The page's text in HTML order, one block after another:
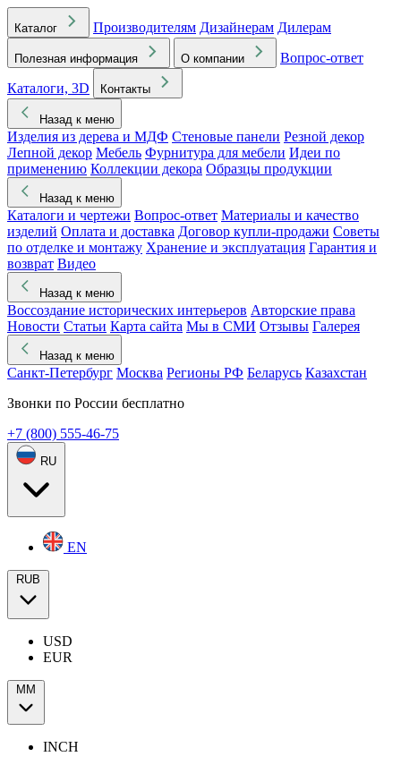
Каталог Производителям Дизайнерам Дилерам
Полезная информация О компании
Вопрос-ответ
Каталоги, 3D
Контакты
Назад к меню
Изделия из дерева и МДФ Стеновые панели Резной декор
Лепной декор Мебель Фурнитура для мебели Идеи по
применению Коллекции декора Образцы продукции
Назад к меню
Каталоги и чертежи Вопрос-ответ Материалы и качество
изделий Оплата и доставка Договор купли-продажи Советы
по отделке и монтажу Хранение и эксплуатация Гарантия и
возврат Видео
Назад к меню
Воссоздание исторических интерьеров Авторские права
Новости Статьи Карта сайта Мы в СМИ Отзывы Галерея
Назад к меню
Санкт-Петербург Москва Регионы РФ Беларусь Казахстан
Звонки по России бесплатно
+7 (800) 555-46-75
RU
EN
RUB
USD
EUR
ММ
INCH